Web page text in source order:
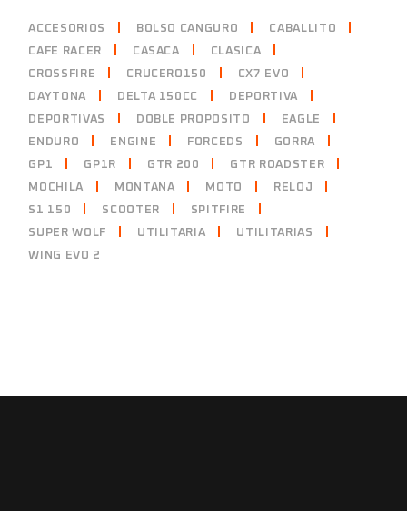
ACCESORIOS BOLSO CANGURO
CABALLITO
CAFE RACER
CASACA
CLASICA
CROSSFIRE
CRUCERO150
CX7 EVO
DAYTONA
DELTA 150CC
DEPORTIVA
DEPORTIVAS
DOBLE PROPOSITO
EAGLE
ENDURO
ENGINE FORCEDS
GORRA
GP1
GP1R GTR 200
GTR ROADSTER
MOCHILA
MONTANA MOTO
RELOJ
S1 150
SCOOTER
SPITFIRE
SUPER WOLF
UTILITARIA
UTILITARIAS
WING EVO 2